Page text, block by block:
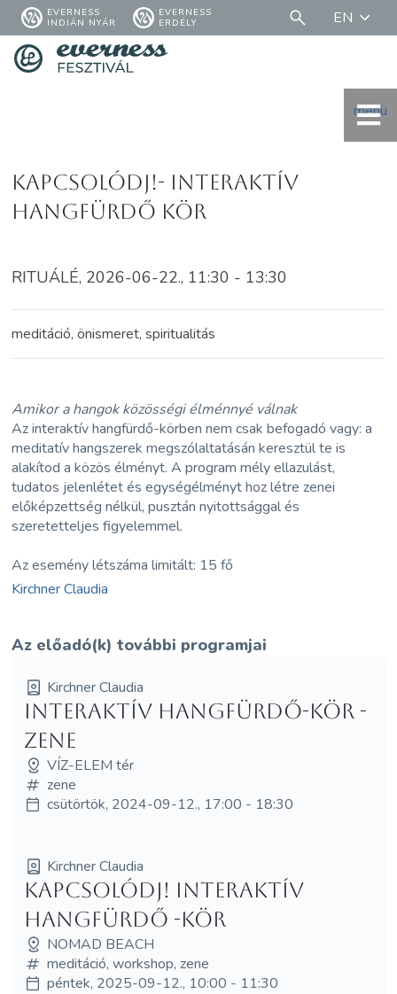
EVERNESS
INDIÁN NYÁR
EVERNESS
ERDÉLY
EN
menü
Kapcsolódj!- Interaktív
hangfürdő kör
RITUÁLÉ, 2026-06-22., 11:30 - 13:30
meditáció, önismeret, spiritualitás
Amikor a hangok közösségi élménnyé válnak
Az interaktív hangfürdő-körben nem csak befogadó vagy: a
meditatív hangszerek megszólaltatásán keresztül te is
alakítod a közös élményt. A program mély ellazulást,
tudatos jelenlétet és egységélményt hoz létre zenei
előképzettség nélkül, pusztán nyitottsággal és
szeretetteljes figyelemmel.
Az esemény létszáma limitált: 15 fő
Kirchner Claudia
Az előadó(k) további programjai
Kirchner Claudia
Interaktív hangfürdő-kör -
ZENE
VÍZ-ELEM tér
zene
csütörtök, 2024-09-12., 17:00 - 18:30
Kirchner Claudia
Kapcsolódj! Interaktív
hangfürdő -kör
NOMAD BEACH
meditáció, workshop, zene
péntek, 2025-09-12., 10:00 - 11:30